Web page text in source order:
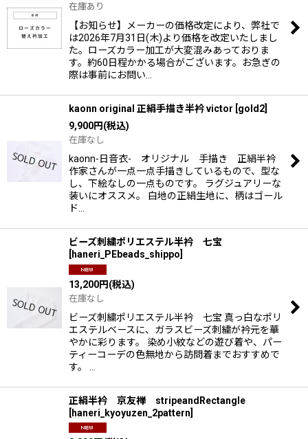
在庫あり
【お知らせ】メーカーの価格改定により、弊社で
は2026年7月31日(木)より価格を改定いたしまし
た。ローズカラー加工が大変混みあっておりま
す。約60日程かかる場合がございます。お急ぎの
際は事前にお問い…
kaonn original 正絹手描き半衿 victor gold2
9,900円(税込)
在庫なし
kaonn-日音衣- オリジナル 手描き 正絹半衿
作家さんが一点一点手描きしているもので、型な
し、下絵なしの一点ものです。 ラグジュアリーな
装いにオススメ。 白地の正絹生地に、柄はゴール
ド…
ビーズ刺繍ポリエステル半衿 七宝
haneri_PEbeads_shippo
13,200円(税込)
在庫なし
ビーズ刺繍ポリエステル半衿 七宝 真っ白なポリ
エステルベースに、ガラスビーズ刺繍が衿元を華
やかに彩ります。 染め小紋などの遊び着や、パー
ティーコーデの色無地から訪問着までおすすめで
す。 …
正絹半衿 京友禅 stripeandRectangle
[haneri_kyoyuzen_2pattern]